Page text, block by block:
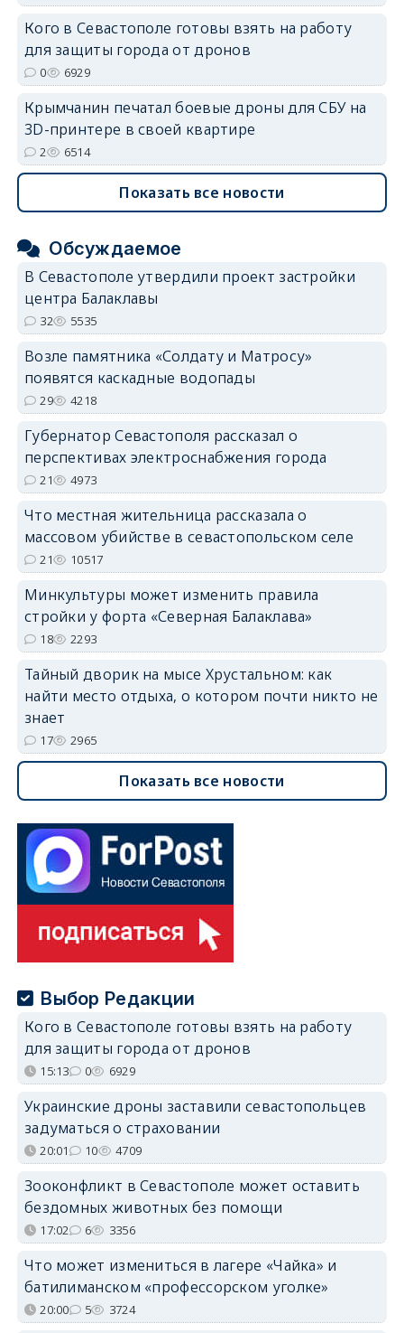
Кого в Севастополе готовы взять на работу
для защиты города от дронов
0 6929
Крымчанин печатал боевые дроны для СБУ на
3D-принтере в своей квартире
2 6514
Показать все новости
Обсуждаемое
В Севастополе утвердили проект застройки
центра Балаклавы
32 5535
Возле памятника «Солдату и Матросу»
появятся каскадные водопады
29 4218
Губернатор Севастополя рассказал о
перспективах электроснабжения города
21 4973
Что местная жительница рассказала о
массовом убийстве в севастопольском селе
21 10517
Минкультуры может изменить правила
стройки у форта «Северная Балаклава»
18 2293
Тайный дворик на мысе Хрустальном: как
найти место отдыха, о котором почти никто не
знает
17 2965
Показать все новости
Выбор Редакции
Кого в Севастополе готовы взять на работу
для защиты города от дронов
15:13 0 6929
Украинские дроны заставили севастопольцев
задуматься о страховании
20:01 10 4709
Зооконфликт в Севастополе может оставить
бездомных животных без помощи
17:02 6 3356
Что может измениться в лагере «Чайка» и
батилиманском «профессорском уголке»
20:00 5 3724